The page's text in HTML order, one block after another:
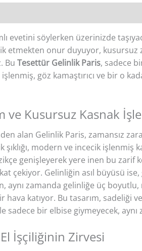
evetini söylerken üzerinizde
etmekten onur duyuyor, kusursuz
Bu Tesettür Gelinlik Paris, sadece
göz kamaştırıcı ve bir o
ve Kusursuz Kasnak
alan Gelinlik Paris, zamansız
şıklığı, modern ve incecik
genişleyerek yere inen bu
çekiyor. Gelinliğin asıl büyüsü
aynı zamanda gelinliğe üç
hava katıyor. Bu tasarım,
sadece bir elbise giymeyecek,
İşçiliğinin Zirvesi